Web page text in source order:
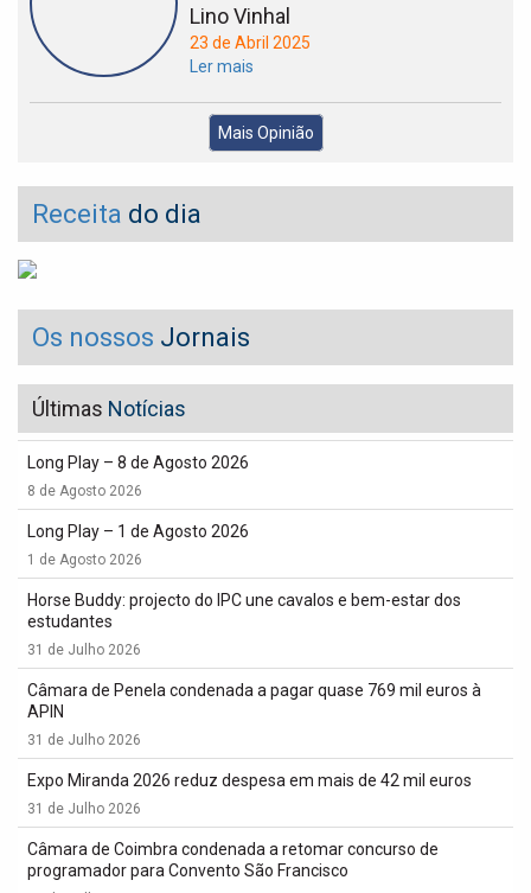
Lino Vinhal
23 de Abril 2025
Ler mais
Mais Opinião
Receita do dia
Os nossos Jornais
Últimas Notícias
Long Play – 8 de Agosto 2026
8 de Agosto 2026
Long Play – 1 de Agosto 2026
1 de Agosto 2026
Horse Buddy: projecto do IPC une cavalos e bem-estar dos
estudantes
31 de Julho 2026
Câmara de Penela condenada a pagar quase 769 mil euros à
APIN
31 de Julho 2026
Expo Miranda 2026 reduz despesa em mais de 42 mil euros
31 de Julho 2026
Câmara de Coimbra condenada a retomar concurso de
programador para Convento São Francisco